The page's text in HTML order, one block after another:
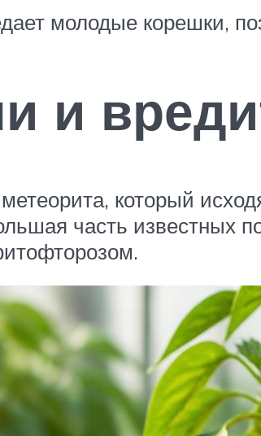
молодые корешки,
и
который
часть известных